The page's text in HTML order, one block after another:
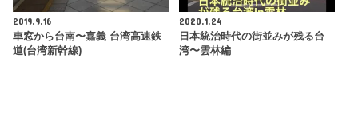
2019.9.16
車窓から台南〜嘉義 台湾高速鉄
道(台湾新幹線)
2020.1.24
日本統治時代の街並みが残る台
湾〜雲林編